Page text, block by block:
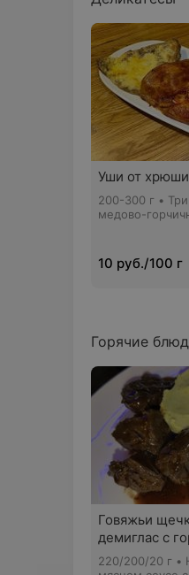
Уши от хрюши
200-300 г •
медово-
10 руб./100 г
Горячие
Говяжьи
демиглас с
220/200/20 г